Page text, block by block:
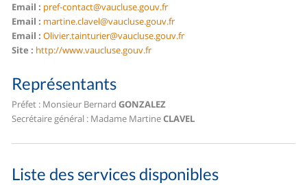
Email : pref-contact@vaucluse.gouv.fr
Email : martine.clavel@vaucluse.gouv.fr
Email : Olivier.tainturier@vaucluse.gouv.fr
Site : http://www.vaucluse.gouv.fr
Représentants
Préfet : Monsieur BernardGONZALEZ
Secrétaire général : Madame MartineCLAVEL
Liste des services disponibles